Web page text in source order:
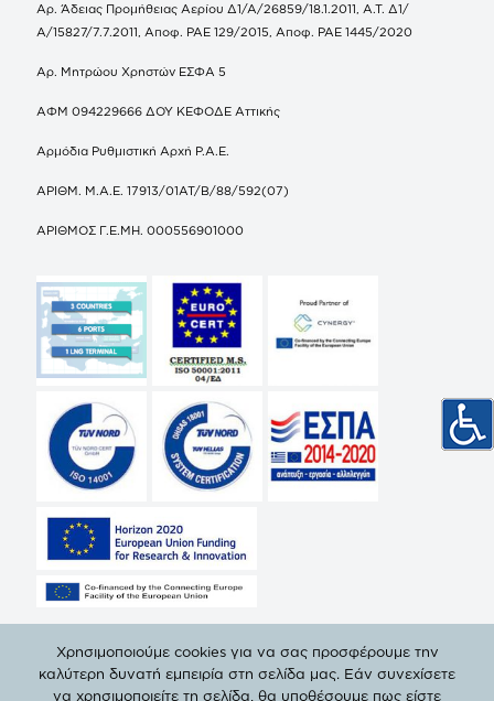
Αρ. Άδειας Προμήθειας Αερίου Δ1/Α/26859/18.1.2011, Α.Τ. Δ1/
Α/15827/7.7.2011, Αποφ. ΡΑΕ 129/2015, Αποφ. ΡΑΕ 1445/2020
Αρ. Μητρώου Χρηστών ΕΣΦΑ 5
ΑΦΜ 094229666 ΔΟΥ ΚΕΦΟΔΕ Αττικής
Αρμόδια Ρυθμιστική Αρχή Ρ.Α.Ε.
ΑΡΙΘΜ. Μ.Α.Ε. 17913/01ΑΤ/Β/88/592(07)
ΑΡΙΘΜΟΣ Γ.Ε.ΜΗ. 000556901000
Χρησιμοποιούμε cookies για να σας προσφέρουμε την
καλύτερη δυνατή εμπειρία στη σελίδα μας. Εάν συνεχίσετε
να χρησιμοποιείτε τη σελίδα, θα υποθέσουμε πως είστε